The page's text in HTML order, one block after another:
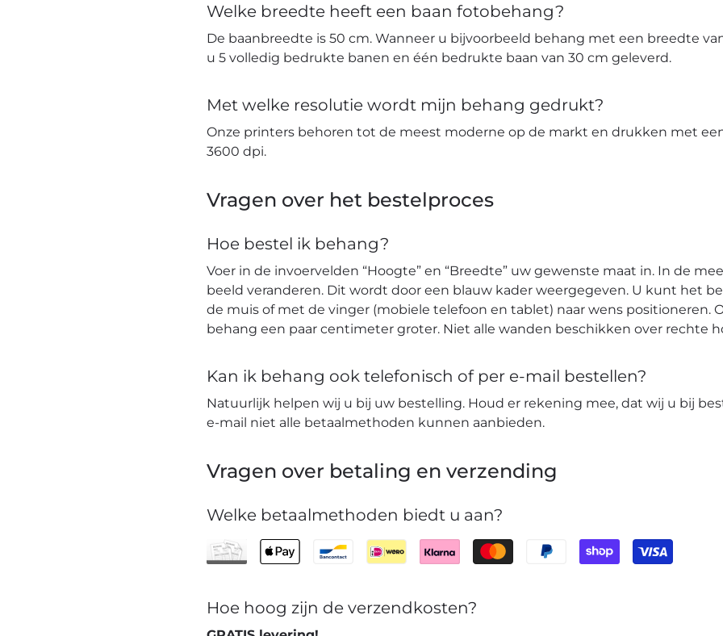
Welke breedte heeft een baan fotobehang?
De baanbreedte is 50 cm. Wanneer u bijvoorbeeld behang met een breedte
u 5 volledig bedrukte banen en één bedrukte baan van 30 cm geleverd.
Met welke resolutie wordt mijn behang gedrukt?
Onze printers behoren tot de meest moderne op de markt en drukken met
3600 dpi.
Vragen over het bestelproces
Hoe bestel ik behang?
Voer in de invoervelden “Hoogte” en “Breedte” uw gewenste maat in. In de
beeld veranderen. Dit wordt door een blauw kader weergegeven. U kunt het
de muis of met de vinger (mobiele telefoon en tablet) naar wens positioneren.
behang een paar centimeter groter. Niet alle wanden beschikken over rechte
Kan ik behang ook telefonisch of per e-mail bestellen?
Natuurlijk helpen wij u bij uw bestelling. Houd er rekening mee, dat wij u bij
e-mail niet alle betaalmethoden kunnen aanbieden.
Vragen over betaling en verzending
Welke betaalmethoden biedt u aan?
Hoe hoog zijn de verzendkosten?